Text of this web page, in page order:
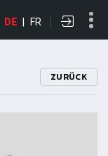
DE | FR
ZURÜCK